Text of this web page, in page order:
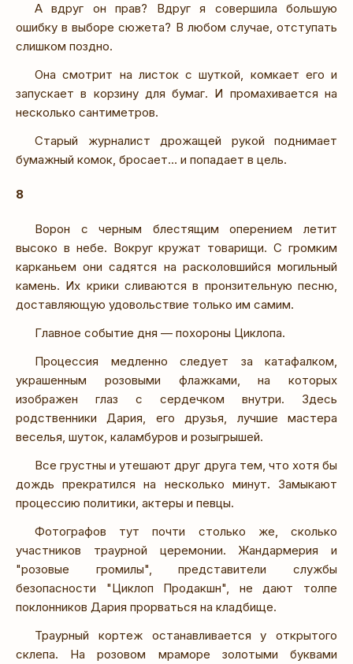
А вдруг он прав? Вдруг я совершила большую
ошибку в выборе сюжета? В любом случае, отступать
слишком поздно.
Она смотрит на листок с шуткой, комкает его и
запускает в корзину для бумаг. И промахивается на
несколько сантиметров.
Старый журналист дрожащей рукой поднимает
бумажный комок, бросает… и попадает в цель.
8
Ворон с черным блестящим оперением летит
высоко в небе. Вокруг кружат товарищи. С громким
карканьем они садятся на расколовшийся могильный
камень. Их крики сливаются в пронзительную песню,
доставляющую удовольствие только им самим.
Главное событие дня — похороны Циклопа.
Процессия медленно следует за катафалком,
украшенным розовыми флажками, на которых
изображен глаз с сердечком внутри. Здесь
родственники Дария, его друзья, лучшие мастера
веселья, шуток, каламбуров и розыгрышей.
Все грустны и утешают друг друга тем, что хотя бы
дождь прекратился на несколько минут. Замыкают
процессию политики, актеры и певцы.
Фотографов тут почти столько же, сколько
участников траурной церемонии. Жандармерия и
"розовые громилы", представители службы
безопасности "Циклоп Продакшн", не дают толпе
поклонников Дария прорваться на кладбище.
Траурный кортеж останавливается у открытого
склепа. На розовом мраморе золотыми буквами